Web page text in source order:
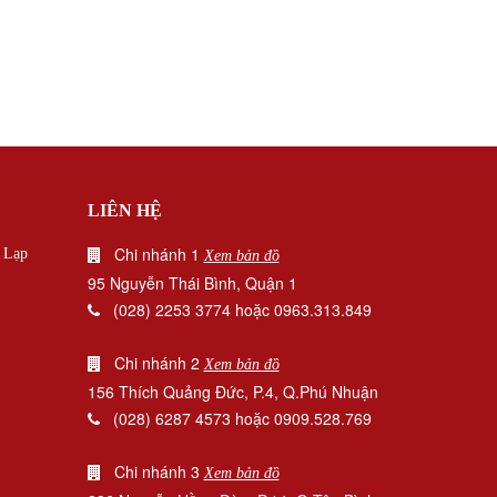
bạn cần bổ sung các loại hạt thực trong chế
nguyên chất, không chỉ thơm ngon mà còn có
Lạp
LIÊN HỆ
Chi nhánh 1Xem bản đồ
95 Nguyễn Thái Bình, Quận 1
(028) 2253 3774 hoặc 0963.313.849
Chi nhánh 2Xem bản đồ
156 Thích Quảng Đức, P.4, Q.Phú Nhuận
(028) 6287 4573 hoặc 0909.528.769
Chi nhánh 3Xem bản đồ